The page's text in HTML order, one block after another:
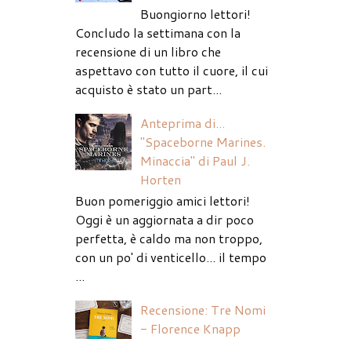
Buongiorno lettori!
Concludo la settimana con la
recensione di un libro che
aspettavo con tutto il cuore, il cui
acquisto è stato un part...
Anteprima di...
"Spaceborne Marines.
Minaccia" di Paul J.
Horten
Buon pomeriggio amici lettori!
Oggi è un aggiornata a dir poco
perfetta, è caldo ma non troppo,
con un po' di venticello... il tempo
...
Recensione: Tre Nomi
- Florence Knapp